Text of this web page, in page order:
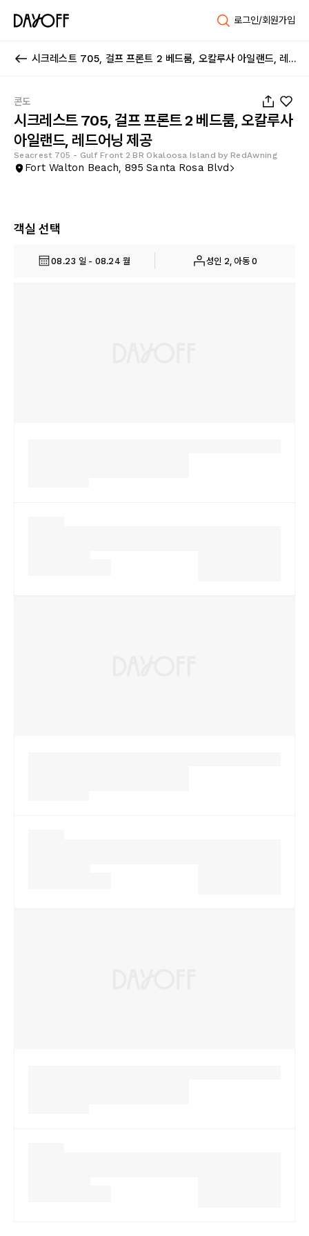
로그인/회원가입
시크레스트 705, 걸프 프론트 2 베드룸, 오칼루사 아일랜드, 레드어닝 제공
콘도
시크레스트 705, 걸프 프론트 2 베드룸, 오칼루사
아일랜드, 레드어닝 제공
Seacrest 705 - Gulf Front 2 BR Okaloosa Island by RedAwning
Fort Walton Beach, 895 Santa Rosa Blvd
객실 선택
08.23 일 - 08.24 월 성인 2, 아동 0